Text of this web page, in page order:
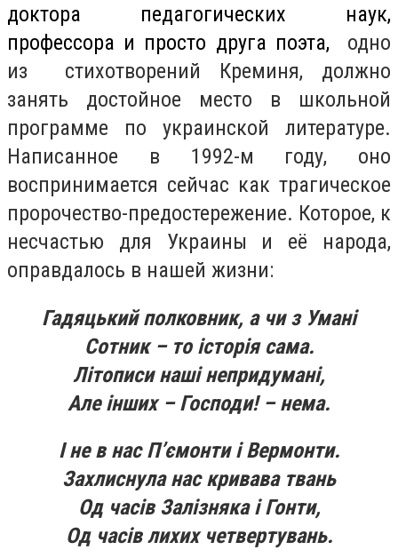
доктора педагогических наук,
профессора и просто друга поэта,
одно
из стихотворений Креминя, должно
занять достойное место в школьной
программе по украинской литературе.
Написанное в 1992-м году, оно
воспринимается сейчас как трагическое
пророчество-предостережение. Которое, к
несчастью для Украины и её народа,
оправдалось в нашей жизни:
Гадяцький полковник, а чи з Умані
Сотник – то історія сама.
Літописи наші непридумані,
Але інших – Господи! – нема.
І не в нас П’ємонти і Вермонти.
Захлиснула нас кривава твань
Од часів Залізняка і Гонти,
Од часів лихих четвертувань.